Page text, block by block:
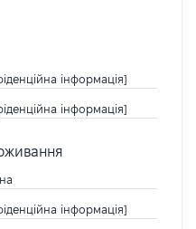
інформація]
інформація]
інформація]